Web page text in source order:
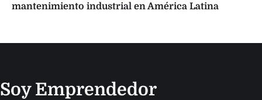
mantenimiento industrial en América Latina
Soy Emprendedor